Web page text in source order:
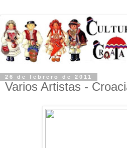
26 de febrero de 2011
Varios Artistas -